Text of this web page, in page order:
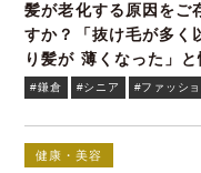
髪が老化する原因をご
すか？「抜け毛が多く
り髪が 薄くなった」と
貴女へ
#鎌倉 #シニア #ファッショ
健康・美容